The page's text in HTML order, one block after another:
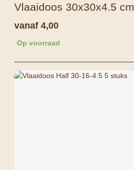
Vlaaidoos 30x30x4.5 cm
vanaf 4,00
Op voorraad